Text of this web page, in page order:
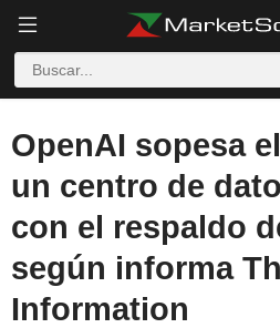
OpenAI sopesa
un centro de
con el respaldo
según informa
Information